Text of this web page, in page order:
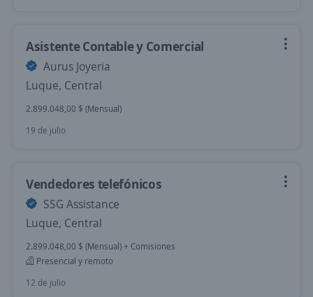
Asistente Contable y Comercial
Aurus Joyeria
Luque, Central
2.899.048,00 $ (Mensual)
19 de julio
Vendedores telefónicos
SSG Assistance
Luque, Central
2.899.048,00 $ (Mensual) + Comisiones
Presencial y remoto
12 de julio